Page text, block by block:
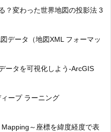
？変わった世界地図の投影法 3
データ（地図XML フォーマッ
ータを可視化しよう-ArcGIS
ープ ラーニング
～座標を緯度経度で表